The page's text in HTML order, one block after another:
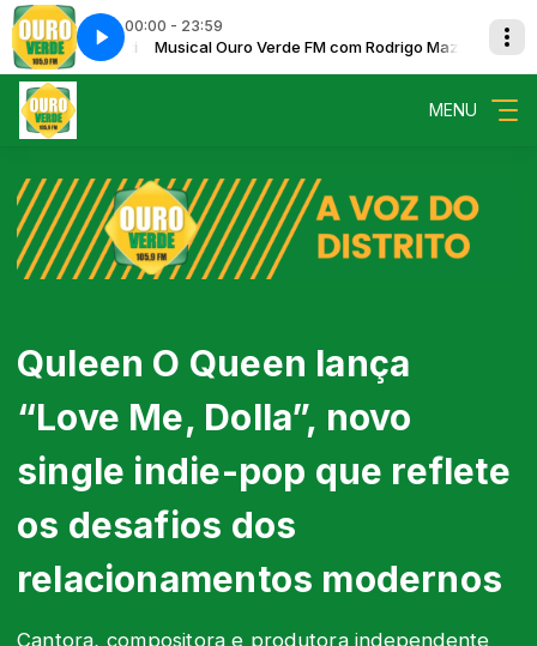
00:00 - 23:59
Mazutti Musical Ouro Verde FM com Rodrigo Mazutti
SPINS FINAL Timothy James - GIVE ME THE SPINS FINAL
MENU
Quleen O Queen lança
“Love Me, Dolla”, novo
single indie-pop que reflete
os desafios dos
relacionamentos modernos
Cantora, compositora e produtora independente